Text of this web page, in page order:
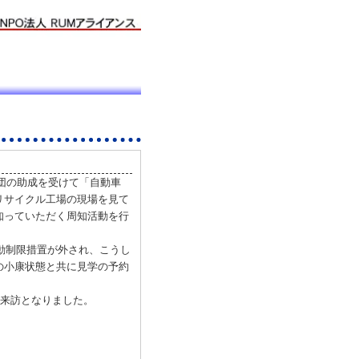
の助成を受けて「自動車
イクル工場の現場を見て
ていただく周知活動を行
制限措置が外され、こうし
康状態と共に見学の予約
訪となりました。